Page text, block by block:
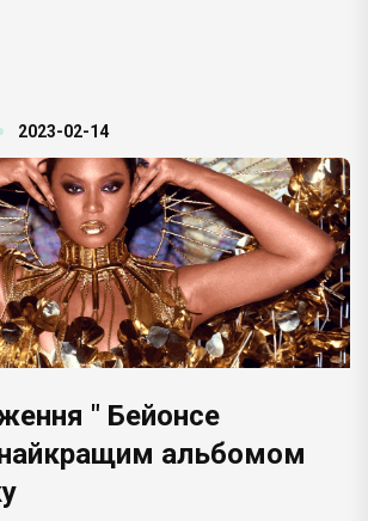
2023-02-14
" Бейонсе
альбомом